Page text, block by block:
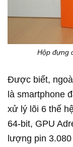
Hộp đựng
Được biết,
là smartphone
xử lý lõi 6 thế
64-bit, GPU
lượng pin